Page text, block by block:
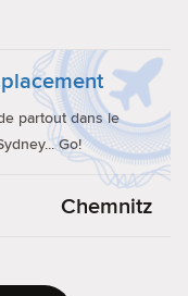
partout dans le
Go!
Chemnitz